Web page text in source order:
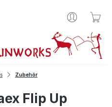
Zubehör
Flip Up